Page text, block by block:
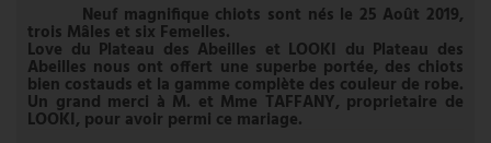
Neuf magnifique chiots sont nés le 25 Août 2019,
trois Mâles et six Femelles.
Love du Plateau des Abeilles et LOOKI du Plateau des
Abeilles nous ont offert une superbe portée, des chiots
bien costauds et la gamme complète des couleur de robe.
Un grand merci à M. et Mme TAFFANY, proprietaire de
LOOKI, pour avoir permi ce mariage.